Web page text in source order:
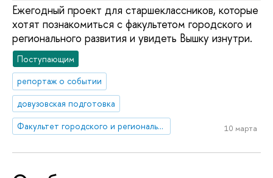
Ежегодный проект для старшеклассников, которые
хотят познакомиться с факультетом городского и
регионального развития и увидеть Вышку изнутри.
Поступающим
репортаж о событии
довузовская подготовка
Факультет городского и регионального развития
10 марта